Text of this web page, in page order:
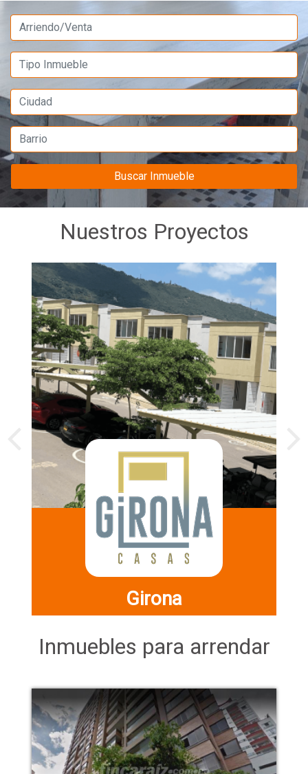
Buscar Inmueble
Nuestros Proyectos
Girona
Inmuebles para arrendar